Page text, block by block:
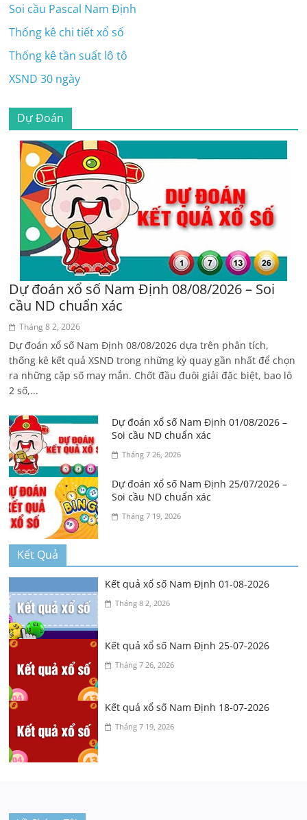
Soi cầu Pascal Nam Định
Thống kê chi tiết xổ số
Thống kê tần suất lô tô
XSND 30 ngày
Dự Đoán
Dự đoán xổ số Nam Định 08/08/2026 – Soi
cầu ND chuẩn xác
Tháng 8 2, 2026
Dự đoán xổ số Nam Định 08/08/2026 dựa trên phân tích,
thống kê kết quả XSND trong những kỳ quay gần nhất để chọn
ra những cặp số may mắn. Chốt đầu đuôi giải đặc biệt, bao lô
2 số,...
Dự đoán xổ số Nam Định 01/08/2026 –
Soi cầu ND chuẩn xác
Tháng 7 26, 2026
Dự đoán xổ số Nam Định 25/07/2026 –
Soi cầu ND chuẩn xác
Tháng 7 19, 2026
Kết Quả
Kết quả xổ số Nam Định 01-08-2026
Tháng 8 2, 2026
Kết quả xổ số Nam Định 25-07-2026
Tháng 7 26, 2026
Kết quả xổ số Nam Định 18-07-2026
Tháng 7 19, 2026